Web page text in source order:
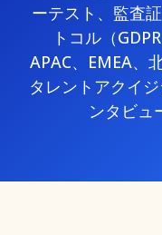
ーテスト、監査
トコル（
APAC、EMEA、
タレントアクイ
ンタビュ